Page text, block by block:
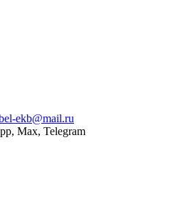
ekb@mail.ru
Max, Telegram